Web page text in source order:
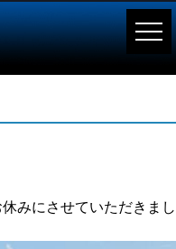
みにさせていただきまし